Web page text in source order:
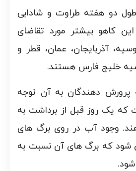
طول دو هفته طراوت و شادابی
کاهو بیشتر مورد تقاضای
آذربایجان، عمان، قطر و
خلیج فارس هستند.
پرورش دهندگان به آن توجه
که یک روز قبل از برداشت به
وجود آب در روی برگ های
شود که برگ های آن نسبت به